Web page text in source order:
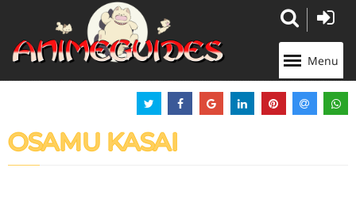
Menu
OSAMU KASAI
Panneau de gestion des cookies